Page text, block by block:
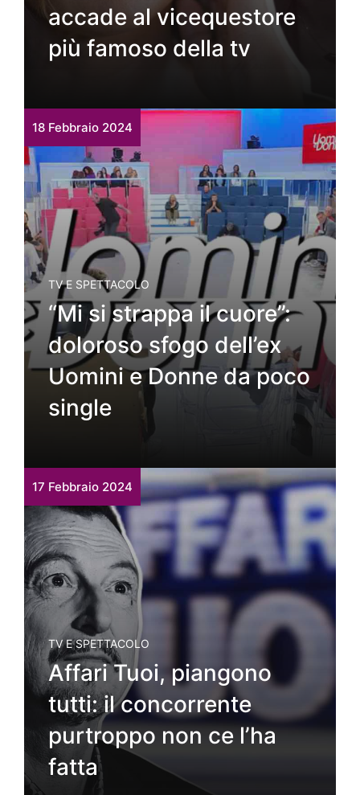
accade al vicequestore
più famoso della tv
18 Febbraio 2024
TV E SPETTACOLO
“Mi si strappa il cuore”:
doloroso sfogo dell’ex
Uomini e Donne da poco
single
17 Febbraio 2024
TV E SPETTACOLO
Affari Tuoi, piangono
tutti: il concorrente
purtroppo non ce l’ha
fatta